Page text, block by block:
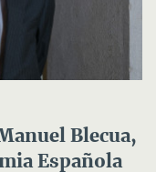
Blecua,
Española